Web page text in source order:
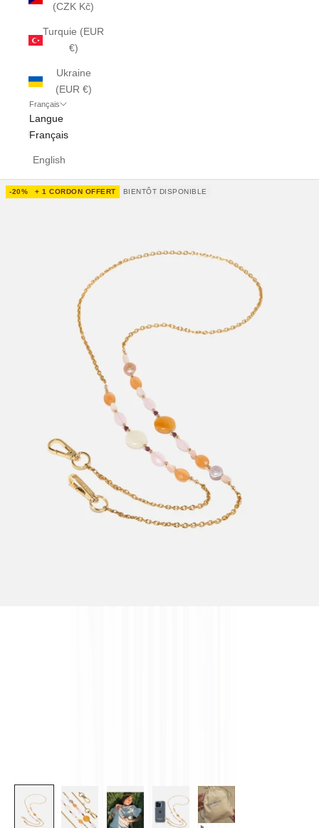
(CZK Kč)
Turquie (EUR
€)
Ukraine
(EUR €)
Français
Langue
Français
English
-20% + 1 CORDON OFFERT BIENTÔT DISPONIBLE